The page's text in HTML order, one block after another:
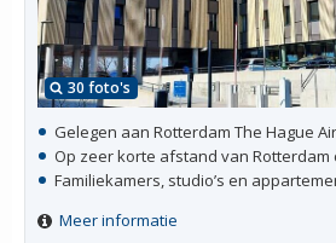
30 foto's
Gelegen aan Rotterdam The Hague
Op zeer korte afstand van Rotterdam
Familiekamers, studio’s en
Meer informatie